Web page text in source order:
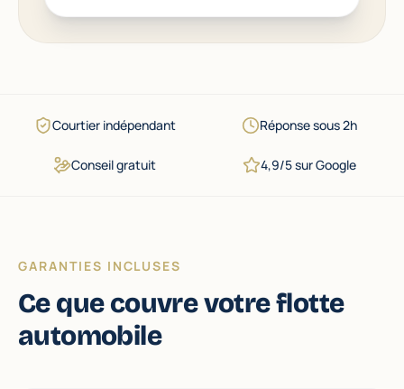
Courtier indépendant Réponse sous 2h
Conseil gratuit 4,9/5 sur Google
GARANTIES INCLUSES
Ce que couvre votre flotte
automobile